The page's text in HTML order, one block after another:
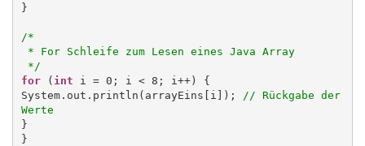
}
/*
*/
for ( int i = 0; i < 8; i++) {
System.out.println(arrayEins[i]);
// Rückgabe der
Werte
}
}